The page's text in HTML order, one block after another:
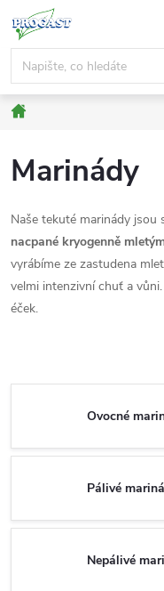
obsah
Marinády
Naše tekuté marinády
nacpané kryogenně
vyrábíme ze zastudena
velmi intenzivní chuť a
éček.
Ovocné
Pálivé
Nepálivé